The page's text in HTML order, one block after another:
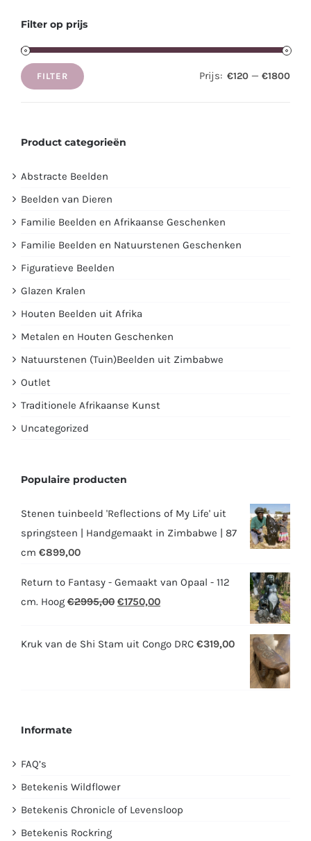
Filter op prijs
Min.
Max.
FILTER Prijs: €120 — €1800
Product categorieën
Abstracte Beelden
Beelden van Dieren
Familie Beelden en Afrikaanse Geschenken
Familie Beelden en Natuurstenen Geschenken
Figuratieve Beelden
Glazen Kralen
Houten Beelden uit Afrika
Metalen en Houten Geschenken
Natuurstenen (Tuin)Beelden uit Zimbabwe
Outlet
Traditionele Afrikaanse Kunst
Uncategorized
Populaire producten
Stenen tuinbeeld 'Reflections of My Life' uit
springsteen | Handgemaakt in Zimbabwe | 87
cm €899,00
Return to Fantasy - Gemaakt van Opaal - 112
cm. Hoog €2995,00 Oorspronkelijke
was:
€1750,00Huidige
is:
Kruk van de Shi Stam uit Congo DRC €319,00
Informate
FAQ’s
Betekenis Wildflower
Betekenis Chronicle of Levensloop
Betekenis Rockring